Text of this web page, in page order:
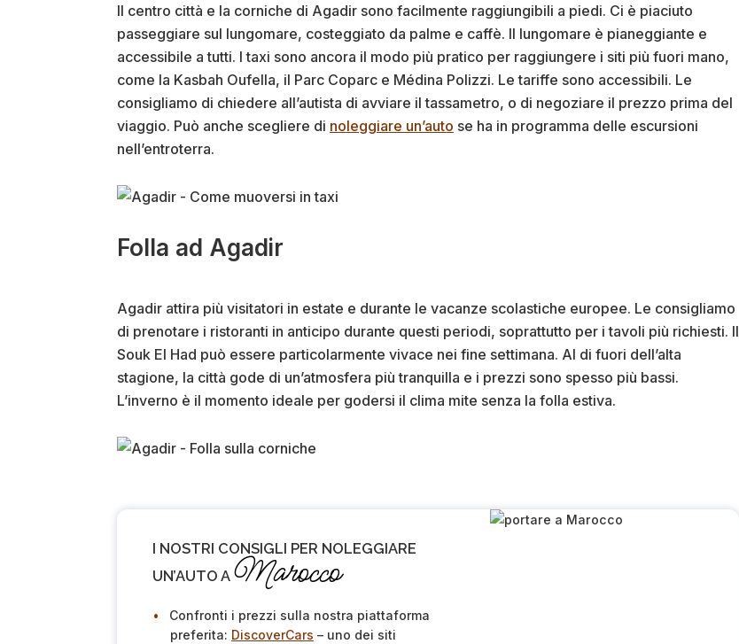
Il centro città e la corniche di Agadir sono facilmente raggiungibili a piedi. Ci è piaciuto
passeggiare sul lungomare, costeggiato da palme e caffè. Il lungomare è pianeggiante e
accessibile a tutti. I taxi sono ancora il modo più pratico per raggiungere i siti più fuori mano,
come la Kasbah Oufella, il Parc Coparc e Médina Polizzi. Le tariffe sono accessibili. Le
consigliamo di chiedere all’autista di avviare il tassametro, o di negoziare il prezzo prima del
viaggio. Può anche scegliere di noleggiare un’auto se ha in programma delle escursioni
nell’entroterra.
Folla ad Agadir
Agadir attira più visitatori in estate e durante le vacanze scolastiche europee. Le consigliamo
di prenotare i ristoranti in anticipo durante questi periodi, soprattutto per i tavoli più richiesti. Il
Souk El Had può essere particolarmente vivace nei fine settimana. Al di fuori dell’alta
stagione, la città gode di un’atmosfera più tranquilla e i prezzi sono spesso più bassi.
L’inverno è il momento ideale per godersi il clima mite senza la folla estiva.
I NOSTRI CONSIGLI PER NOLEGGIARE
UN’AUTO A Marocco
Confronti i prezzi sulla nostra piattaforma
preferita: DiscoverCars – uno dei siti